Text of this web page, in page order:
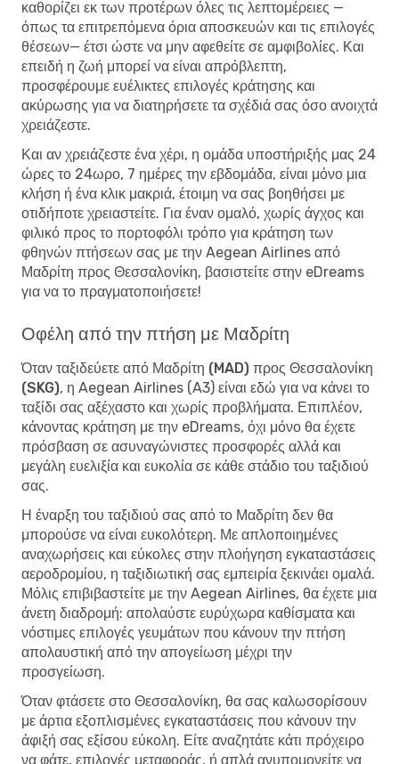
καθορίζει εκ των προτέρων όλες τις λεπτομέρειες —
όπως τα επιτρεπόμενα όρια αποσκευών και τις επιλογές
θέσεων— έτσι ώστε να μην αφεθείτε σε αμφιβολίες. Και
επειδή η ζωή μπορεί να είναι απρόβλεπτη,
προσφέρουμε ευέλικτες επιλογές κράτησης και
ακύρωσης για να διατηρήσετε τα σχέδιά σας όσο ανοιχτά
χρειάζεστε.
Και αν χρειάζεστε ένα χέρι, η ομάδα υποστήριξής μας 24
ώρες το 24ωρο, 7 ημέρες την εβδομάδα, είναι μόνο μια
κλήση ή ένα κλικ μακριά, έτοιμη να σας βοηθήσει με
οτιδήποτε χρειαστείτε. Για έναν ομαλό, χωρίς άγχος και
φιλικό προς το πορτοφόλι τρόπο για κράτηση των
φθηνών πτήσεων σας με την Aegean Airlines από
Μαδρίτη προς Θεσσαλονίκη, βασιστείτε στην eDreams
για να το πραγματοποιήσετε!
Οφέλη από την πτήση με Μαδρίτη
Όταν ταξιδεύετε από Μαδρίτη (MAD) προς Θεσσαλονίκη
(SKG), η Aegean Airlines (A3) είναι εδώ για να κάνει το
ταξίδι σας αξέχαστο και χωρίς προβλήματα. Επιπλέον,
κάνοντας κράτηση με την eDreams, όχι μόνο θα έχετε
πρόσβαση σε ασυναγώνιστες προσφορές αλλά και
μεγάλη ευελιξία και ευκολία σε κάθε στάδιο του ταξιδιού
σας.
Η έναρξη του ταξιδιού σας από το Μαδρίτη δεν θα
μπορούσε να είναι ευκολότερη. Με απλοποιημένες
αναχωρήσεις και εύκολες στην πλοήγηση εγκαταστάσεις
αεροδρομίου, η ταξιδιωτική σας εμπειρία ξεκινάει ομαλά.
Μόλις επιβιβαστείτε με την Aegean Airlines, θα έχετε μια
άνετη διαδρομή: απολαύστε ευρύχωρα καθίσματα και
νόστιμες επιλογές γευμάτων που κάνουν την πτήση
απολαυστική από την απογείωση μέχρι την
προσγείωση.
Όταν φτάσετε στο Θεσσαλονίκη, θα σας καλωσορίσουν
με άρτια εξοπλισμένες εγκαταστάσεις που κάνουν την
άφιξή σας εξίσου εύκολη. Είτε αναζητάτε κάτι πρόχειρο
να φάτε, επιλογές μεταφοράς, ή απλά ανυπομονείτε να